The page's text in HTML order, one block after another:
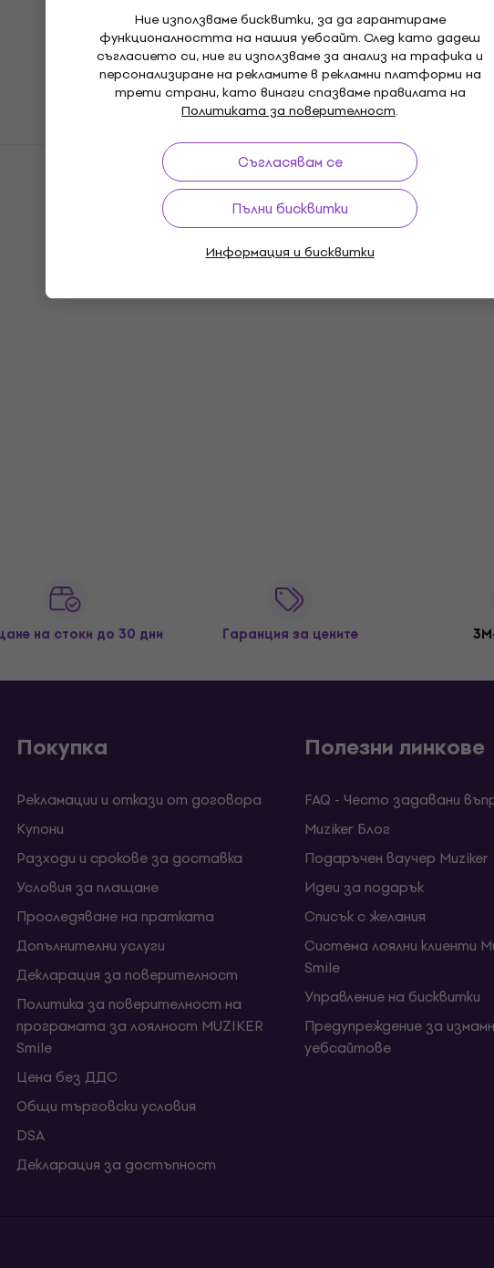
Ние използваме бисквитки, за да гарантираме
функционалността на нашия уебсайт. След като дадеш
съгласието си, ние ги използваме за анализ на трафика и
персонализиране на рекламите в рекламни платформи на
трети страни, като винаги спазваме правилата на
Политиката за поверителност.
Съгласявам се
Пълни бисквитки
Информация и бисквитки
на стоки до 30 дни Гаранция за цените
Покупка
Рекламации и откази от договора
Kупони
Разходи и срокове за доставка
Условия за плащане
Проследяване на пратката
Допълнителни услуги
Декларация за поверителност
Политика за поверителност на
програмата за лоялност MUZIKER
Smile
Цена без ДДС
Общи търговски условия
DSA
Декларация за достъпност
Полезни линкове
FAQ - Често задавани
Muziker Блог
Подаръчен ваучер Muziker
Идеи за подарък
Списък с желания
Система лоялни клиенти
Smile
Управление на бисквитки
Предупреждение за
уебсайтове